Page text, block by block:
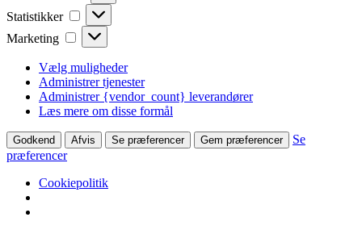
Statistikker Statistikker
Marketing Marketing
Vælg muligheder
Administrer tjenester
Administrer {vendor_count} leverandører
Læs mere om disse formål
Godkend Afvis Se præferencer Gem præferencer
Se
præferencer
Cookiepolitik